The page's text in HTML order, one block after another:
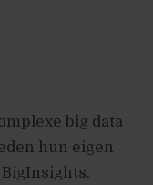
big data
hun eigen